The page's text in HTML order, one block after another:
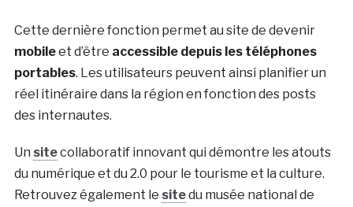
Cette dernière fonction permet au site de devenir
mobileet d’être accessible depuis les téléphones
portables. Les utilisateurs peuvent ainsi planifier un
réel itinéraire dans la région en fonction des posts
des internautes.
Un sitecollaboratif innovant qui démontre les atouts
du numérique et du 2.0 pour le tourisme et la culture.
Retrouvez également le sitedu musée national de